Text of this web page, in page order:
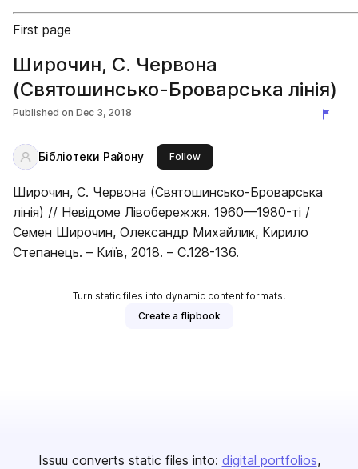
First page
Широчин, С. Червона
(Святошинсько-Броварська лінія)
Published on Dec 3, 2018
Бібліотеки Району Followthis publisher
Широчин, С. Червона (Святошинсько-Броварська
лінія) // Невідоме Лівобережжя. 1960—1980-ті /
Семен Широчин, Олександр Михайлик, Кирило
Степанець. – Київ, 2018. – С.128-136.
Turn static files into dynamic content formats.
Create a flipbook
Issuu converts static files into: digital portfolios